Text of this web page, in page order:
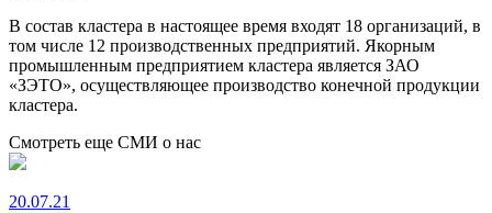
В состав кластера в настоящее время входят 18 организаций, в
том числе 12 производственных предприятий. Якорным
промышленным предприятием кластера является ЗАО
«ЗЭТО», осуществляющее производство конечной продукции
кластера.
Смотреть еще СМИ о нас
20.07.21